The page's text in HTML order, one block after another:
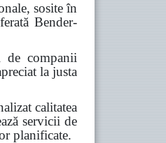
sosite în
Bender-
de companii
la justa
calitatea
servicii de
planificate.